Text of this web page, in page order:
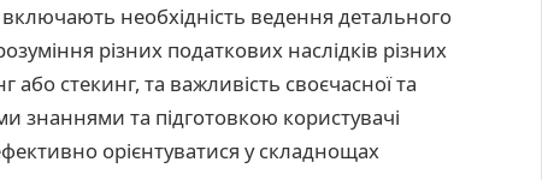
включають необхідність ведення детального
різних податкових наслідків різних
або стекинг, та важливість своєчасної та
знаннями та підготовкою користувачі
орієнтуватися у складнощах